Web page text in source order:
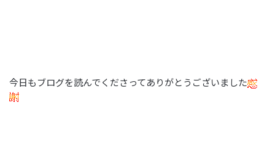
今日もブログを読んでくださってありがとうございました